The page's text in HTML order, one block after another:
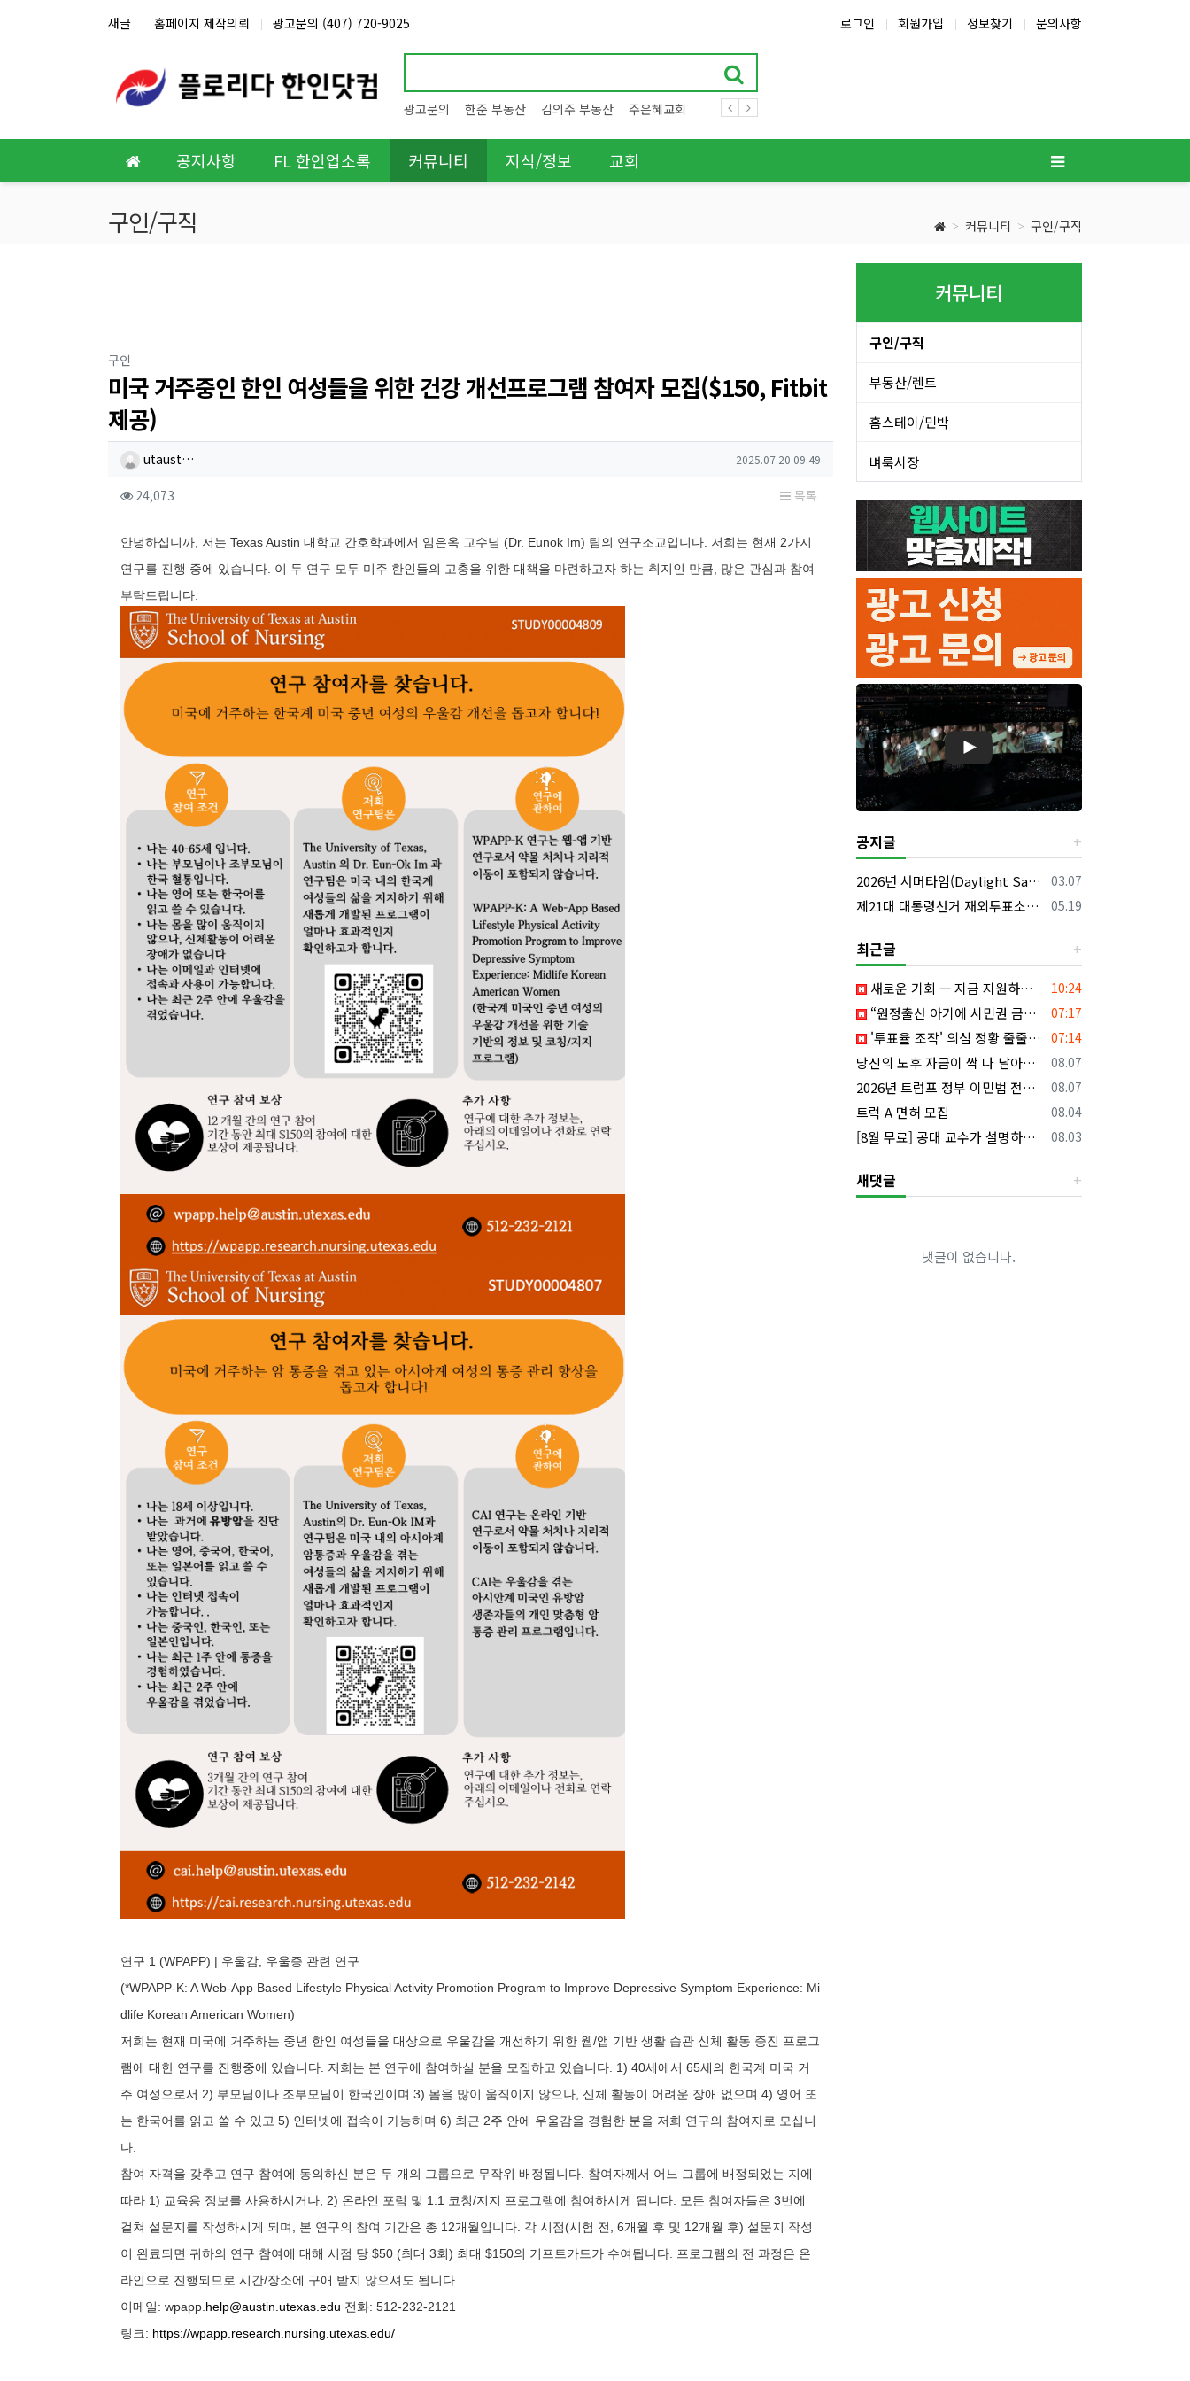
새글 홈페이지 제작의뢰 광고문의 (407) 720-9025 로그인 회원가입 정보찾기 문의사항
광고문의 한준 부동산 김의주 부동산 주은혜교회
공지사항 FL 한인업소록 커뮤니티 지식/정보 교회
구인/구직 커뮤니티 구인/구직
구인
미국 거주중인 한인 여성들을 위한 건강 개선프로그램 참여자 모집($150, Fitbit
제공)
작성자 정보
utaust… 작성일
2025.07.20 09:49
컨텐츠 정보
24,073 목록
본문
안녕하십니까, 저는 Texas Austin 대학교 간호학과에서 임은옥 교수님 (Dr. Eunok Im) 팀의 연구조교입니다. 저희는 현재 2가지
연구를 진행 중에 있습니다. 이 두 연구 모두 미주 한인들의 고충을 위한 대책을 마련하고자 하는 취지인 만큼, 많은 관심과 참여
부탁드립니다.
연구 1 (WPAPP) | 우울감, 우울증 관련 연구
(*WPAPP-K: A Web-App Based Lifestyle Physical Activity Promotion Program to Improve Depressive Symptom Experience: Mi
dlife Korean American Women)
저희는 현재 미국에 거주하는 중년 한인 여성들을 대상으로 우울감을 개선하기 위한 웹/앱 기반 생활 습관 신체 활동 증진 프로그
램에 대한 연구를 진행중에 있습니다. 저희는 본 연구에 참여하실 분을 모집하고 있습니다. 1) 40세에서 65세의 한국계 미국 거
주 여성으로서 2) 부모님이나 조부모님이 한국인이며 3) 몸을 많이 움직이지 않으나, 신체 활동이 어려운 장애 없으며 4) 영어 또
는 한국어를 읽고 쓸 수 있고 5) 인터넷에 접속이 가능하며 6) 최근 2주 안에 우울감을 경험한 분을 저희 연구의 참여자로 모십니
다.
참여 자격을 갖추고 연구 참여에 동의하신 분은 두 개의 그룹으로 무작위 배정됩니다. 참여자께서 어느 그룹에 배정되었는 지에
따라 1) 교육용 정보를 사용하시거나, 2) 온라인 포럼 및 1:1 코칭/지지 프로그램에 참여하시게 됩니다. 모든 참여자들은 3번에
걸쳐 설문지를 작성하시게 되며, 본 연구의 참여 기간은 총 12개월입니다. 각 시점(시험 전, 6개월 후 및 12개월 후) 설문지 작성
이 완료되면 귀하의 연구 참여에 대해 시점 당 $50 (최대 3회) 최대 $150의 기프트카드가 수여됩니다. 프로그램의 전 과정은 온
라인으로 진행되므로 시간/장소에 구애 받지 않으셔도 됩니다.
이메일: wpapp.help@austin.utexas.edu 전화: 512-232-2121
링크: https://wpapp.research.nursing.utexas.edu/
커뮤니티
구인/구직
부동산/렌트
홈스테이/민박
벼룩시장
공지글
등록일
03.07
2026년 서머타임(Daylight Saving Time) 시작 안내
등록일
05.19
제21대 대통령선거 재외투표소의 명칭 및 소재지 등의 공고/올랜도 제외 투표소
최근글
등록일
10:24
새로운 기회 — 지금 지원하세요!
등록일
07:17
“원정출산 아기에 시민권 금지”…트럼프, 행정명령 서명
등록일
07:14
'투표율 조작' 의심 정황 줄줄이...전국·대선까지 확대되나
등록일
08.07
당신의 노후 자금이 싹 다 날아갈 수도 있습니다, 롱텀케어 준비 하기
등록일
08.07
2026년 트럼프 정부 이민법 전면 시행 꼭 알아야 할 4가지!!
등록일
08.04
트럭 A 면허 모집
등록일
08.03
[8월 무료] 공대 교수가 설명하는 AP Physics1 물리 온라인 강의
새댓글
댓글이 없습니다.